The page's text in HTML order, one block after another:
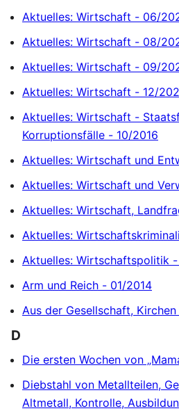
Aktuelles: Wirtschaft - 06/
Aktuelles: Wirtschaft - 08/
Aktuelles: Wirtschaft - 09/
Aktuelles: Wirtschaft - 12/
Aktuelles: Wirtschaft -
Korruptionsfälle - 10/2016
Aktuelles: Wirtschaft und
Aktuelles: Wirtschaft und
Aktuelles: Wirtschaft,
Aktuelles:
Aktuelles: Wirtschaftspolitik
Arm und Reich - 01/2014
Aus der Gesellschaft,
D
Die ersten Wochen von
Diebstahl von Metallteilen,
Altmetall, Kontrolle,